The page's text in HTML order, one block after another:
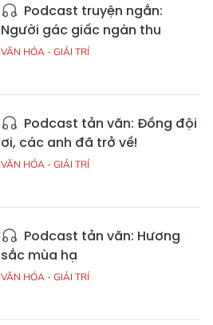
Podcast truyện ngắn:
Người gác giấc ngàn thu
VĂN HÓA - GIẢI TRÍ
Podcast tản văn: Đồng đội
ơi, các anh đã trở về!
VĂN HÓA - GIẢI TRÍ
Podcast tản văn: Hương
sắc mùa hạ
VĂN HÓA - GIẢI TRÍ